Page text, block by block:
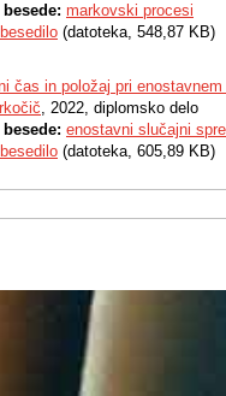
markovski procesi
(datoteka, 548,87 KB)
čas in položaj pri
, 2022, diplomsko delo
enostavni slučajni
(datoteka, 605,89 KB)